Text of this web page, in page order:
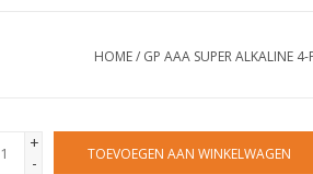
HOME/ GP AAA SUPER ALKALINE 4-
+
-
TOEVOEGEN AAN WINKELWAGEN